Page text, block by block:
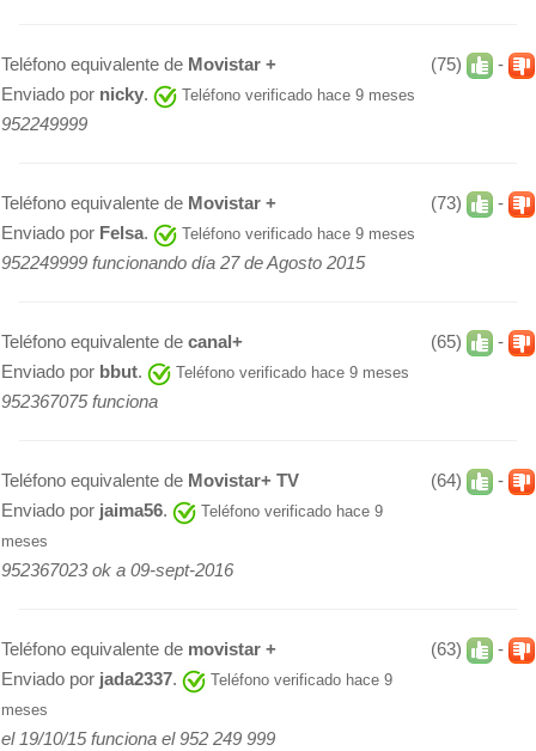
(75) -
Teléfono equivalente de Movistar +
Enviado por nicky. Teléfono verificado hace 9 meses
952249999
(73) -
Teléfono equivalente de Movistar +
Enviado por Felsa. Teléfono verificado hace 9 meses
952249999 funcionando día 27 de Agosto 2015
(65) -
Teléfono equivalente de canal+
Enviado por bbut. Teléfono verificado hace 9 meses
952367075 funciona
(64) -
Teléfono equivalente de Movistar+ TV
Enviado por jaima56.
Teléfono verificado hace 9
meses
952367023 ok a 09-sept-2016
(63) -
Teléfono equivalente de movistar +
Enviado por jada2337.
Teléfono verificado hace 9
meses
el 19/10/15 funciona el 952 249 999